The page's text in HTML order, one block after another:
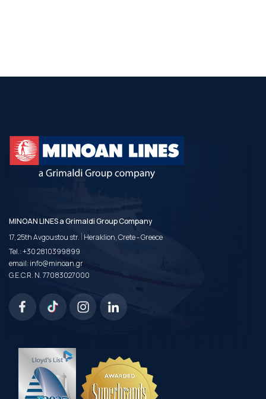
MINOAN LINES a Grimaldi Group Company
17, 25th Avgoustou str. | Heraklion, Crete - Greece
Tel.:+30 2810399899
email:info@minoan.gr
G.E.C.R. N. 77083027000